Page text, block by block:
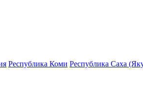
Республика Коми Республика Саха